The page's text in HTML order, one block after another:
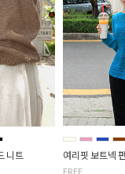
니트 여리핏 보트넥
FREE